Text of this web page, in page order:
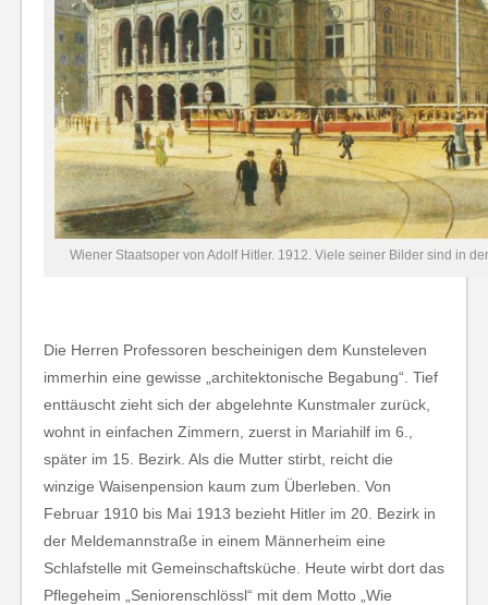
Wiener Staatsoper von Adolf Hitler. 1912. Viele seiner Bilder sind in
Die Herren Professoren bescheinigen dem Kunsteleven
immerhin eine gewisse „architektonische Begabung“. Tief
enttäuscht zieht sich der abgelehnte Kunstmaler zurück,
wohnt in einfachen Zimmern, zuerst in Mariahilf im 6.,
später im 15. Bezirk. Als die Mutter stirbt, reicht die
winzige Waisenpension kaum zum Überleben. Von
Februar 1910 bis Mai 1913 bezieht Hitler im 20. Bezirk in
der Meldemannstraße in einem Männerheim eine
Schlafstelle mit Gemeinschaftsküche. Heute wirbt dort das
Pflegeheim „Seniorenschlössl“ mit dem Motto „Wie